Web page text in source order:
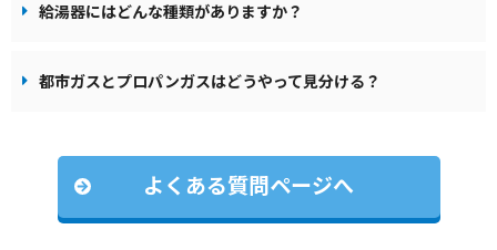
給湯器にはどんな種類がありますか？
都市ガスとプロパンガスはどうやって見分ける？
よくある質問ページへ